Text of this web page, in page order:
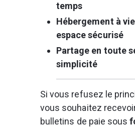
temps
Hébergement à
espace sécurisé
Partage en toute
simplicité
Si vous refusez le
vous souhaitez
bulletins de paie sous